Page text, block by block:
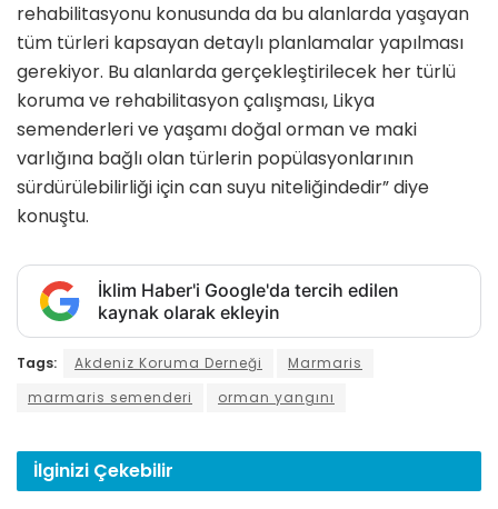
rehabilitasyonu konusunda da bu alanlarda yaşayan
tüm türleri kapsayan detaylı planlamalar yapılması
gerekiyor. Bu alanlarda gerçekleştirilecek her türlü
koruma ve rehabilitasyon çalışması, Likya
semenderleri ve yaşamı doğal orman ve maki
varlığına bağlı olan türlerin popülasyonlarının
sürdürülebilirliği için can suyu niteliğindedir” diye
konuştu.
İklim Haber'i Google'da tercih edilen
kaynak olarak ekleyin
Tags: Akdeniz Koruma Derneği
Marmaris
marmaris semenderi
orman yangını
İlginizi Çekebilir